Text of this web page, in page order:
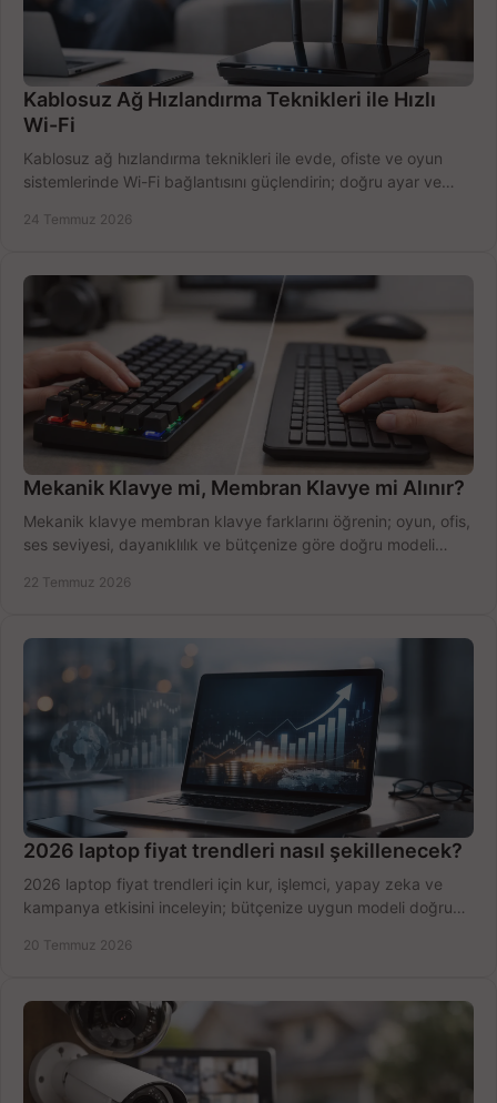
Kablosuz Ağ Hızlandırma Teknikleri ile Hızlı
Wi-Fi
Kablosuz ağ hızlandırma teknikleri ile evde, ofiste ve oyun
sistemlerinde Wi-Fi bağlantısını güçlendirin; doğru ayar ve
24 Temmuz 2026
Mekanik Klavye mi, Membran Klavye mi Alınır?
Mekanik klavye membran klavye farklarını öğrenin; oyun, ofis,
ses seviyesi, dayanıklılık ve bütçenize göre doğru modeli
22 Temmuz 2026
2026 laptop fiyat trendleri nasıl şekillenecek?
2026 laptop fiyat trendleri için kur, işlemci, yapay zeka ve
kampanya etkisini inceleyin; bütçenize uygun modeli doğru
20 Temmuz 2026